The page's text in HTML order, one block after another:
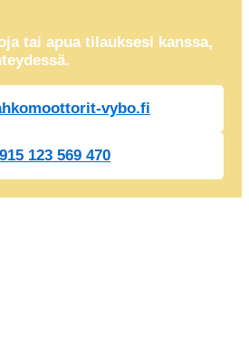
tai apua tilauksesi kanssa,
vybo.fi
123 569 470